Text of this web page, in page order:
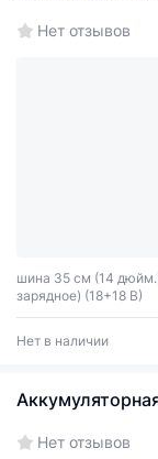
Нет отзывов
шина 35 см (14
зарядное) (18+18 В)
Нет в наличии
Нет отзывов